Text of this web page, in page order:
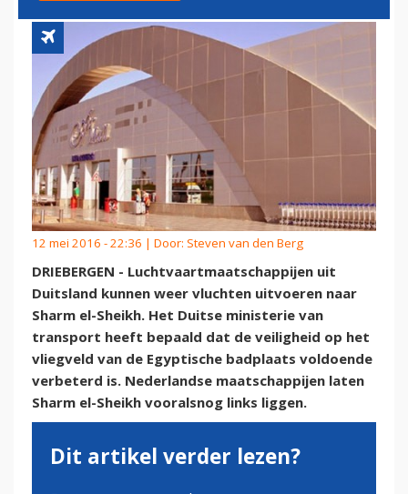
12 mei 2016 - 22:36 | Door: Steven van den Berg
DRIEBERGEN - Luchtvaartmaatschappijen uit
Duitsland kunnen weer vluchten uitvoeren naar
Sharm el-Sheikh. Het Duitse ministerie van
transport heeft bepaald dat de veiligheid op het
vliegveld van de Egyptische badplaats voldoende
verbeterd is. Nederlandse maatschappijen laten
Sharm el-Sheikh vooralsnog links liggen.
Dit artikel verder lezen?